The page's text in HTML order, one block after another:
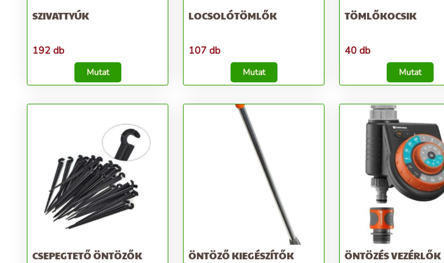
SZIVATTYÚK
192 db
Mutat
LOCSOLÓTÖMLŐK
107 db
Mutat
TÖMLŐKOCSIK
40 db
Mutat
CSEPEGTETŐ ÖNTÖZŐK ÖNTÖZŐ KIEGÉSZÍTŐK ÖNTÖZÉS VEZÉRLŐK